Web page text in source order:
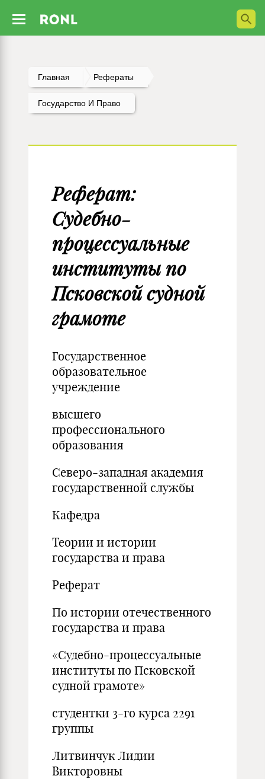
Главная Рефераты
Государство И Право
Реферат:
Судебно-
процессуальные
институты по
Псковской судной
грамоте
Государственное
образовательное
учреждение
высшего
профессионального
образования
Северо-западная академия
государственной службы
Кафедра
Теории и истории
государства и права
Реферат
По истории отечественного
государства и права
«Судебно-процессуальные
институты по Псковской
судной грамоте»
студентки 3-го курса 2291
группы
Литвинчук Лидии
Викторовны